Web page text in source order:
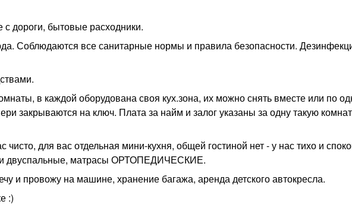
дороги, бытовые расходники.
Соблюдаются все санитарные нормы и правила безопасности.
в каждой оборудована своя кух.зона, их можно снять вместе или по
на ключ. Плата за найм и залог указаны за одну такую
чисто, для вас отдельная мини-кухня, общей гостиной нет - у нас тихо и
двуспальные, матрасы ОРТОПЕДИЧЕСКИЕ.
и провожу на машине, хранение багажа, аренда детского автокресла.
:)